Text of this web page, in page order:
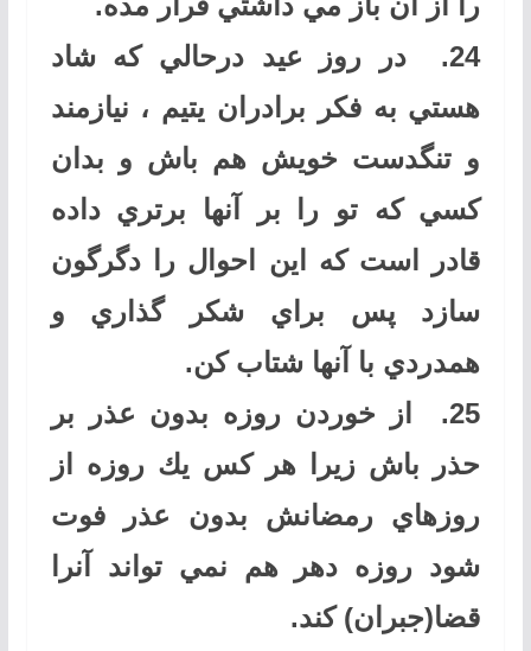
24.
در روز عيد درحالي كه شاد
هستي به فكر برادران يتيم ، نيازمند
و تنگدست خويش هم باش و بدان
كسي كه تو را بر آنها برتري داده
قادر است كه اين احوال را دگرگون
سازد پس براي شكر گذاري و
همدردي با آنها شتاب كن.
25.
از خوردن روزه بدون عذر بر
حذر باش زيرا هر كس يك روزه از
روزهاي رمضانش بدون عذر فوت
شود روزه دهر هم نمي تواند آنرا
قضا(جبران) كند.